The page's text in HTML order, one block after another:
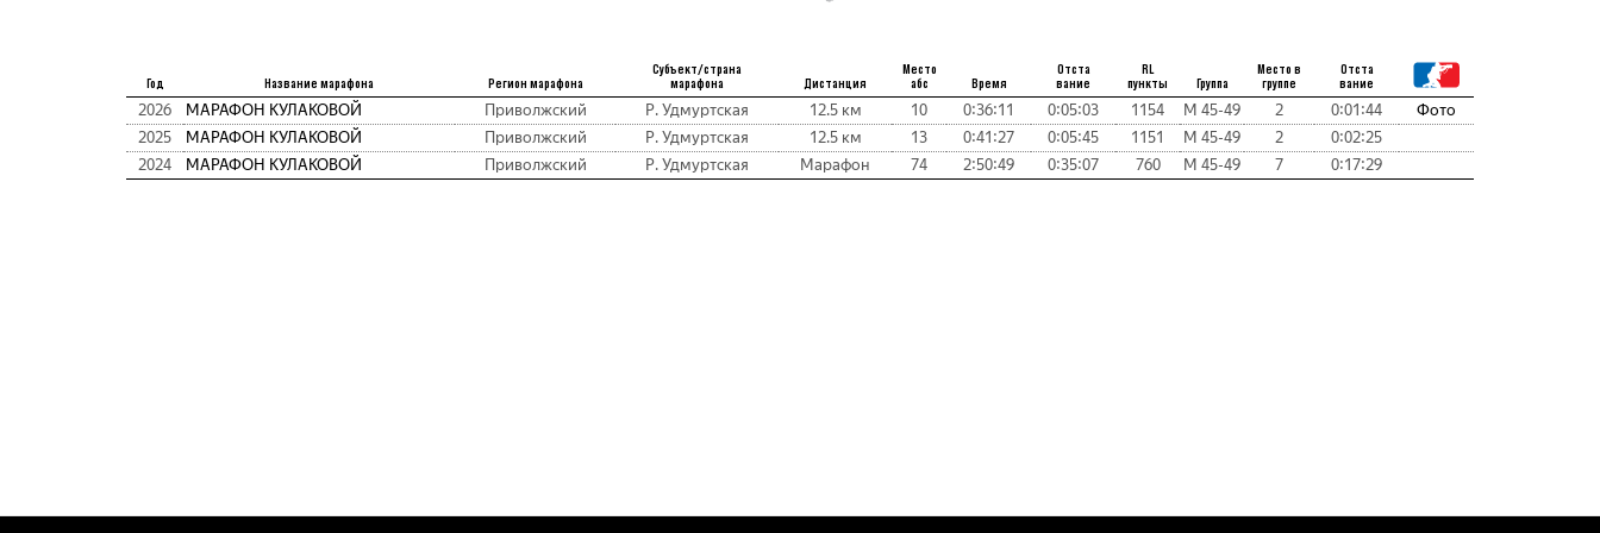
Год Название марафона Регион марафона
Субъект/страна
марафона
Дистанция
Место
абс
Время
Отста
вание
RL
пункты
Группа
Место в
группе
Отста
вание
2026 МАРАФОН КУЛАКОВОЙ Приволжский Р. Удмуртская 12.5 км 10 0:36:11 0:05:03 1154 М 45-49 2 0:01:44
Фото
2025
МАРАФОН КУЛАКОВОЙ Приволжский Р. Удмуртская 12.5 км 13 0:41:27 0:05:45 1151 М 45-49 2
0:02:25
2024
МАРАФОН КУЛАКОВОЙ Приволжский Р. Удмуртская Марафон 74 2:50:49 0:35:07 760 М 45-49 7 0:17:29